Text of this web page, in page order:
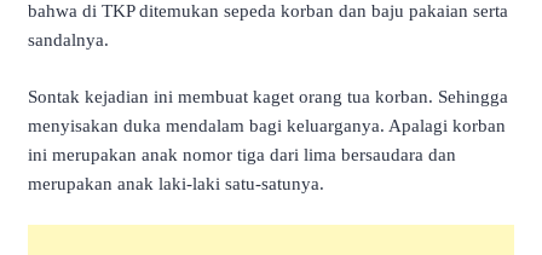
bahwa di TKP ditemukan sepeda korban dan baju pakaian serta
sandalnya.
Sontak kejadian ini membuat kaget orang tua korban. Sehingga
menyisakan duka mendalam bagi keluarganya. Apalagi korban
ini merupakan anak nomor tiga dari lima bersaudara dan
merupakan anak laki-laki satu-satunya.